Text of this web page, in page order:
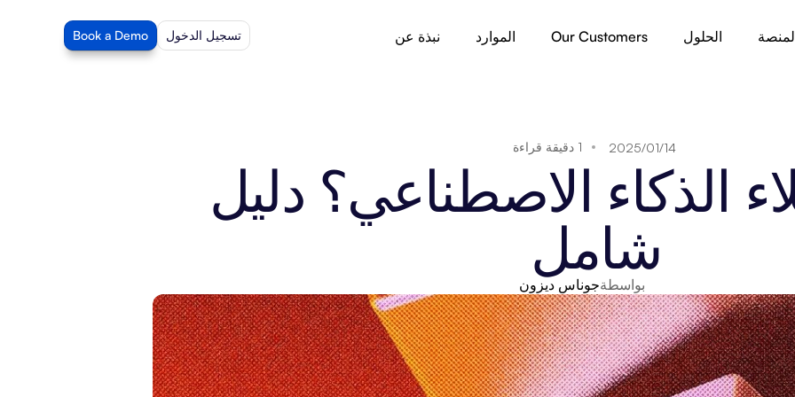
الحلول Our Customers الموارد نبذة عن تسجيل الدخول Book a Demo
14‏/01‏/2025 1 دقيقة قراءة
شامل
بواسطةجوناس ديزون